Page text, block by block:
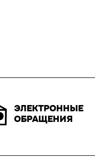
ЭЛЕКТРОННЫЕ
ОБРАЩЕНИЯ